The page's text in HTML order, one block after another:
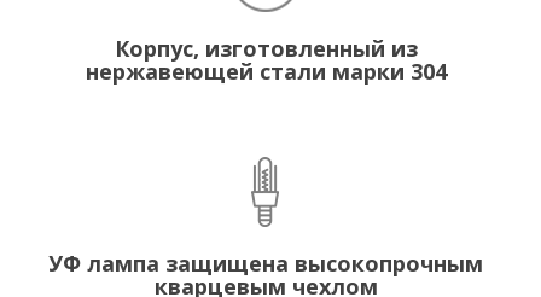
Корпус, изготовленный из
нержавеющей стали марки 304
УФ лампа защищена высокопрочным
кварцевым чехлом